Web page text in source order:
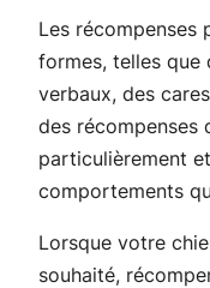
Les récompenses
formes, telles que
verbaux, des
des récompenses
particulièrement
comportements
Lorsque votre
souhaité,